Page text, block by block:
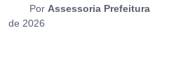
Por Assessoria Prefeitura
de 2026